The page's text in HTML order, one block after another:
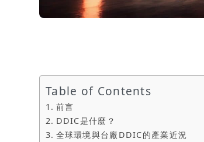
Table of Contents
前言
DDIC是什麼？
全球環境與台廠DDIC的產業近況